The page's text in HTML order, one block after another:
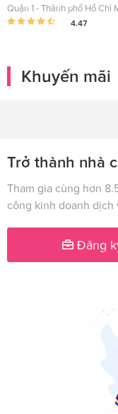
Quận 1 - Thành phố Hồ Chí
4.47
Khuyến mãi
Trở thành nhà
Tham gia cùng hơn
công kinh doanh dịch
Đăng